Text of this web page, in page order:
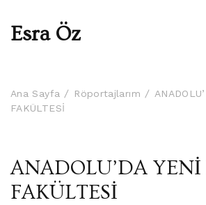
Esra Öz
Ana Sayfa Röportajlarım
FAKÜLTESİ
ANADOLU’DA YENİ
FAKÜLTESİ